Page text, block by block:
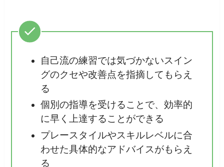
自己流の練習では気づかないスイン
グのクセや改善点を指摘してもらえ
る
個別の指導を受けることで、効率的
に早く上達することができる
プレースタイルやスキルレベルに合
わせた具体的なアドバイスがもらえ
る